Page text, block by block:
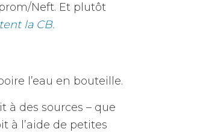
Neft. Et plutôt
la CB.
l’eau en bouteille.
à des sources – que
à l’aide de petites